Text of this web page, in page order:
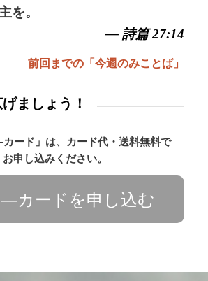
を。
— 詩篇 27:14
前回までの「今週のみことば」
ましょう！
ード」は、カード代・送料無料で
申し込みください。
カードを申し込む